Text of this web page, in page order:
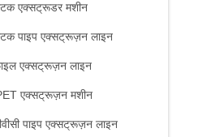
एक्सट्रूडर मशीन
पाइप एक्सट्रूज़न लाइन
एक्सट्रूज़न लाइन
एक्सट्रूज़न मशीन
पाइप एक्सट्रूज़न लाइन